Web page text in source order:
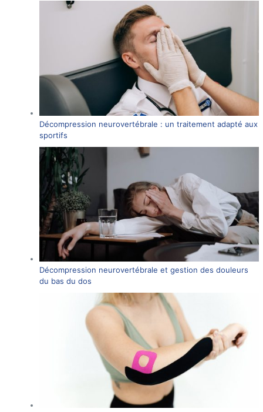
Décompression neurovertébrale : un traitement adapté aux
sportifs
Décompression neurovertébrale et gestion des douleurs
du bas du dos